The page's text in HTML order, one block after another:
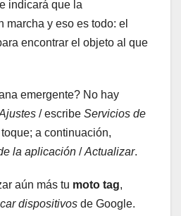
indicará que la
marcha y eso es todo: el
encontrar el objeto al que
emergente? No hay
/ escribe Servicios de
a continuación,
la aplicación /Actualizar.
aún más tu moto tag,
dispositivos de Google.